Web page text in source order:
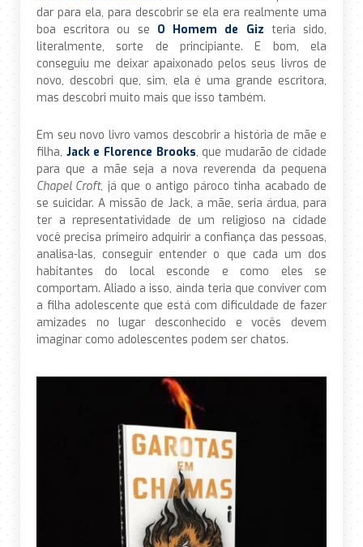
dar para ela, para descobrir se ela era realmente uma
boa escritora ou se O Homem de Giz teria sido,
literalmente, sorte de principiante. E bom, ela
conseguiu me deixar apaixonado pelos seus livros de
novo, descobri que, sim, ela é uma grande escritora,
mas descobri muito mais que isso também.
Em seu novo livro vamos descobrir a história de mãe e
filha, Jack e Florence Brooks, que mudarão de cidade
para que a mãe seja a nova reverenda da pequena
Chapel Croft, já que o antigo pároco tinha acabado de
se suicidar. A missão de Jack, a mãe, seria árdua, para
ter a representatividade de um religioso na cidade
você precisa primeiro adquirir a confiança das pessoas,
analisa-las, conseguir entender o que cada um dos
habitantes do local esconde e como eles se
comportam. Aliado a isso, ainda teria que conviver com
a filha adolescente que está com dificuldade de fazer
amizades no lugar desconhecido e vocês devem
imaginar como adolescentes podem ser chatos.